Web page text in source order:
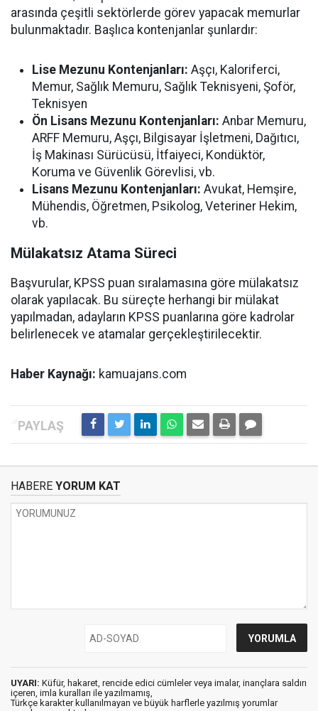
arasında çeşitli sektörlerde görev yapacak memurlar
bulunmaktadır. Başlıca kontenjanlar şunlardır:
Lise Mezunu Kontenjanları: Aşçı, Kaloriferci,
Memur, Sağlık Memuru, Sağlık Teknisyeni, Şoför,
Teknisyen
Ön Lisans Mezunu Kontenjanları: Anbar Memuru,
ARFF Memuru, Aşçı, Bilgisayar İşletmeni, Dağıtıcı,
İş Makinası Sürücüsü, İtfaiyeci, Kondüktör,
Koruma ve Güvenlik Görevlisi, vb.
Lisans Mezunu Kontenjanları: Avukat, Hemşire,
Mühendis, Öğretmen, Psikolog, Veteriner Hekim,
vb.
Mülakatsız Atama Süreci
Başvurular, KPSS puan sıralamasına göre mülakatsız
olarak yapılacak. Bu süreçte herhangi bir mülakat
yapılmadan, adayların KPSS puanlarına göre kadrolar
belirlenecek ve atamalar gerçekleştirilecektir.
Haber Kaynağı: kamuajans.com
HABERE YORUM KAT
UYARI: Küfür, hakaret, rencide edici cümleler veya imalar, inançlara saldırı
içeren, imla kuralları ile yazılmamış,
Türkçe karakter kullanılmayan ve büyük harflerle yazılmış yorumlar